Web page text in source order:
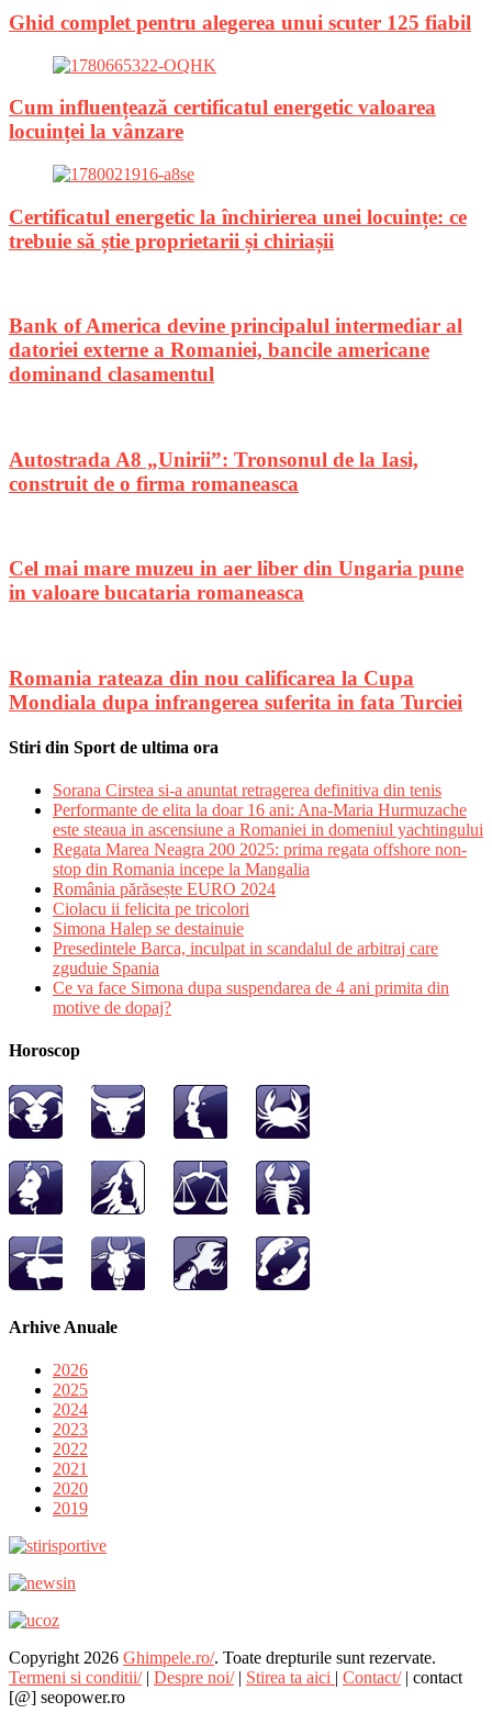
Ghid complet pentru alegerea unui scuter 125 fiabil
Cum influențează certificatul energetic valoarea
locuinței la vânzare
Certificatul energetic la închirierea unei locuințe: ce
trebuie să știe proprietarii și chiriașii
Bank of America devine principalul intermediar al
datoriei externe a Romaniei, bancile americane
dominand clasamentul
Autostrada A8 „Unirii”: Tronsonul de la Iasi,
construit de o firma romaneasca
Cel mai mare muzeu in aer liber din Ungaria pune
in valoare bucataria romaneasca
Romania rateaza din nou calificarea la Cupa
Mondiala dupa infrangerea suferita in fata Turciei
Stiri din Sport de ultima ora
Sorana Cirstea si-a anuntat retragerea definitiva din tenis
Performante de elita la doar 16 ani: Ana-Maria Hurmuzache
este steaua in ascensiune a Romaniei in domeniul yachtingului
Regata Marea Neagra 200 2025: prima regata offshore non-
stop din Romania incepe la Mangalia
România părăsește EURO 2024
Ciolacu ii felicita pe tricolori
Simona Halep se destainuie
Presedintele Barca, inculpat in scandalul de arbitraj care
zguduie Spania
Ce va face Simona dupa suspendarea de 4 ani primita din
motive de dopaj?
Horoscop
Arhive Anuale
2026
2025
2024
2023
2022
2021
2020
2019
Copyright 2026 Ghimpele.ro/. Toate drepturile sunt rezervate.
Termeni si conditii/| Despre noi/| Stirea ta aici | Contact/| contact
[@] seopower.ro